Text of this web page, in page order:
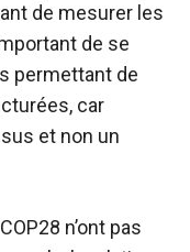
de mesurer les
de se
permettant de
car
et non un
n’ont pas